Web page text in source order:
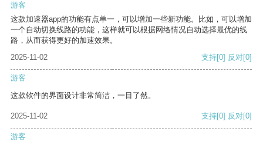
游客
这款加速器app的功能有点单一，可以增加一些新功能。比如，可以增加
一个自动切换线路的功能，这样就可以根据网络情况自动选择最优的线
路，从而获得更好的加速效果。
2025-11-02
支持[0] 反对[0]
游客
这款软件的界面设计非常简洁，一目了然。
2025-11-02 支持[0] 反对[0]
游客